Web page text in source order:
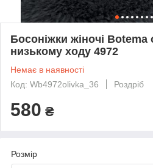
Босоніжки жіночі Botema
низькому ходу 4972
Немає в наявності
Код: Wb4972olivka_36
Роздріб
580 ₴
Розмір